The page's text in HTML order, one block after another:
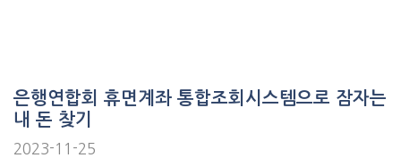
은행연합회 휴면계좌 통합조회시스템으로 잠자는
내 돈 찾기
2023-11-25